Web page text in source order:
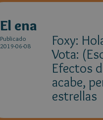
El ena
Publicado
2019-06-08
Foxy:
Vota:
Efectos
acabe,
estrellas